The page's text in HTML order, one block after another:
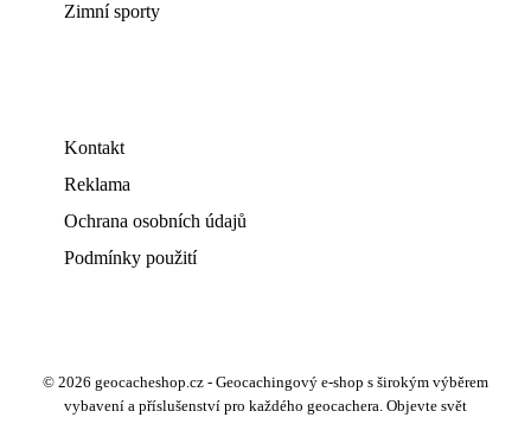
Zimní sporty
Kontakt
Reklama
Ochrana osobních údajů
Podmínky použití
© 2026 geocacheshop.cz - Geocachingový e-shop s širokým výběrem
vybavení a příslušenství pro každého geocachera. Objevte svět